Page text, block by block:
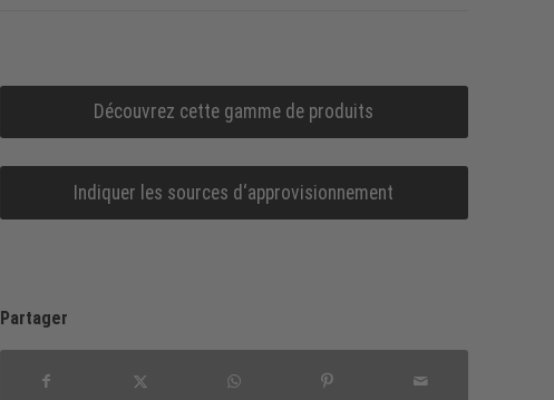
Découvrez cette gamme de produits
Indiquer les sources d‘approvisionnement
Partager